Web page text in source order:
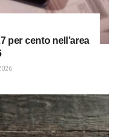
per cento nell’area